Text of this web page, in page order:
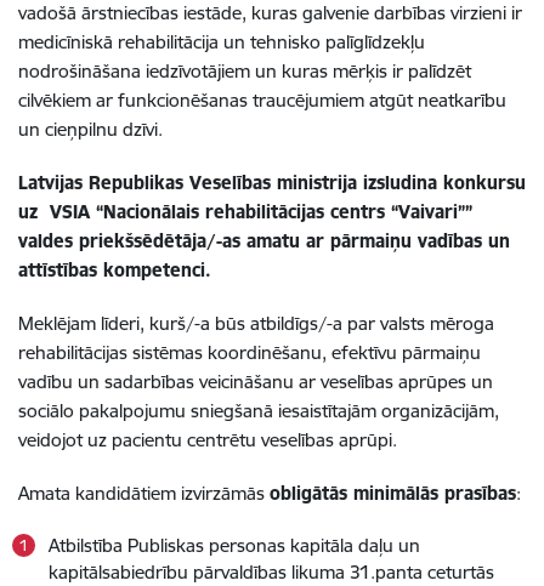
vadošā ārstniecības iestāde, kuras galvenie darbības virzieni ir
medicīniskā rehabilitācija un tehnisko palīglīdzekļu
nodrošināšana iedzīvotājiem un kuras mērķis ir palīdzēt
cilvēkiem ar funkcionēšanas traucējumiem atgūt neatkarību
un cieņpilnu dzīvi.
Latvijas Republikas Veselības ministrija izsludina konkursu
uz VSIA “Nacionālais rehabilitācijas centrs “Vaivari””
valdes priekšsēdētāja/-as amatu ar pārmaiņu vadības un
attīstības kompetenci.
Meklējam līderi, kurš/-a būs atbildīgs/-a par valsts mēroga
rehabilitācijas sistēmas koordinēšanu, efektīvu pārmaiņu
vadību un sadarbības veicināšanu ar veselības aprūpes un
sociālo pakalpojumu sniegšanā iesaistītajām organizācijām,
veidojot uz pacientu centrētu veselības aprūpi.
Amata kandidātiem izvirzāmās obligātās minimālās prasības:
Atbilstība Publiskas personas kapitāla daļu un
kapitālsabiedrību pārvaldības likuma 31.panta ceturtās